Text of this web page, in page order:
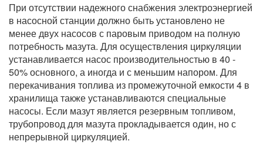
При отсутствии надежного снабжения электроэнергией
в насосной станции должно быть установлено не
менее двух насосов с паровым приводом на полную
потребность мазута. Для осуществления циркуляции
устанавливается насос производительностью в 40 -
50% основного, а иногда и с меньшим напором. Для
перекачивания топлива из промежуточной емкости 4 в
хранилища также устанавливаются специальные
насосы. Если мазут является резервным топливом,
трубопровод для мазута прокладывается один, но с
непрерывной циркуляцией.